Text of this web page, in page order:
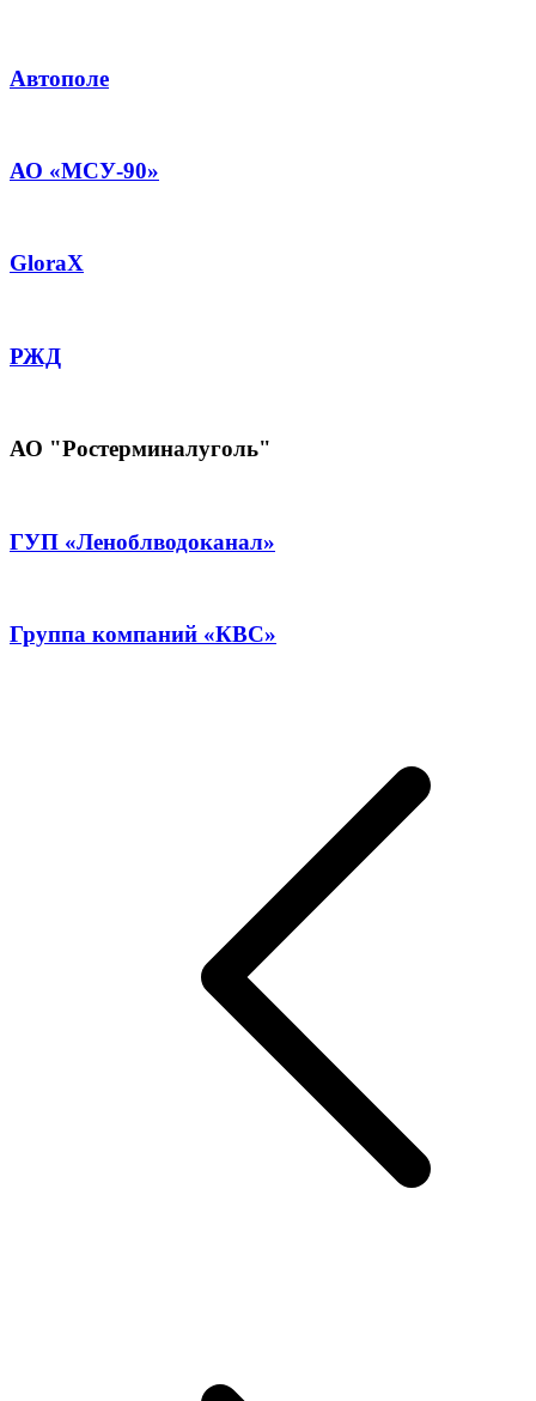
Автополе
АО «МСУ-90»
GloraX
РЖД
АО "Ростерминалуголь"
ГУП «Леноблводоканал»
Группа компаний «КВС»